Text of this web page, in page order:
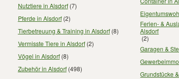
Nutztiere in Alsdorf(7)
Pferde in Alsdorf(2)
Tierbetreuung & Training in Alsdorf(8)
Vermisste Tiere in Alsdorf(2)
Vögel in Alsdorf(8)
Zubehör in Alsdorf(498)
Ferien- &
Alsdorf
(2)
Garagen &
Grundstücke